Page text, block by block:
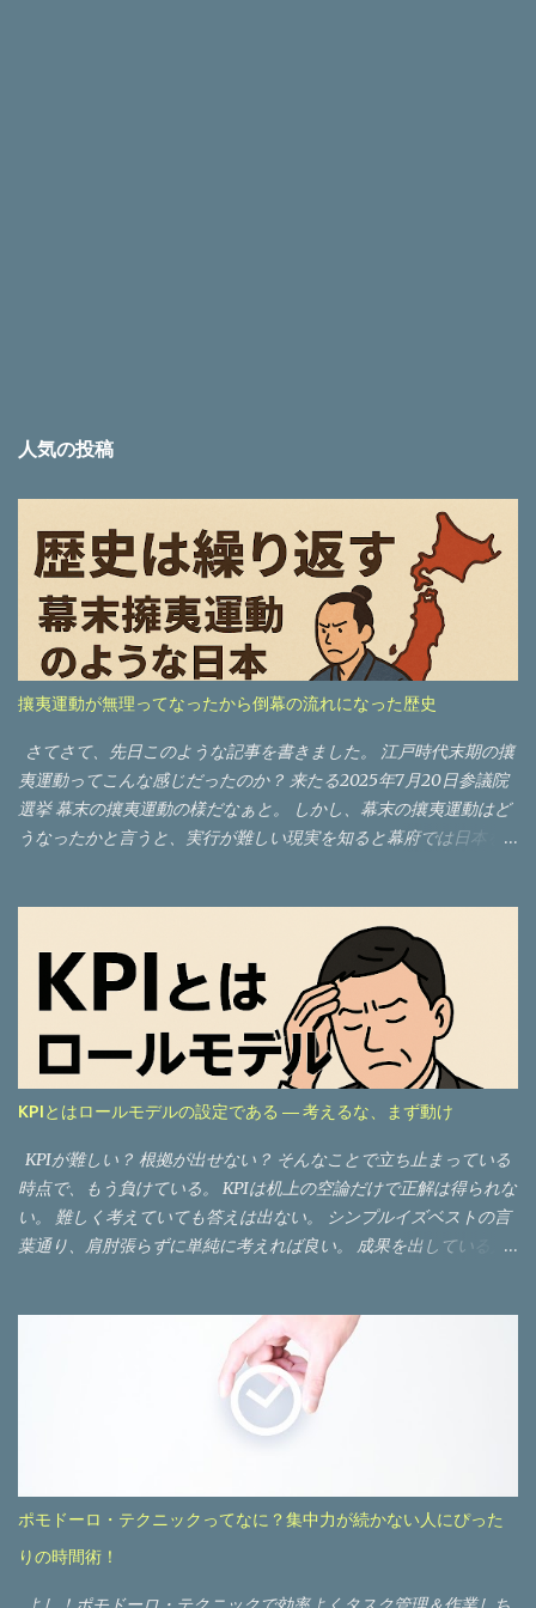
人気の投稿
攘夷運動が無理ってなったから倒幕の流れになった歴史
さてさて、先日このような記事を書きました。 江戸時代末期の攘
夷運動ってこんな感じだったのか？ 来たる2025年7月20日参議院
選挙 幕末の攘夷運動の様だなぁと。 しかし、幕末の攘夷運動はど
うなったかと言うと、実行が難しい現実を知ると幕府では日本を
ね。チョットした何かで一気に世論が傾く。 徐々にバランスを崩
している人を想像してもらえるとわかるんですが、右に傾いたの
で左にバランスを取ろうとすると反動で大きく左に傾いて慌てて
右に戻そうとすると揺り戻しでもっとバランスを崩してどんどん
グラグラして倒れる。 今の日本ってそんな感じがすごいするんで
すよね。 そして歴史は繰り返す。 幕末でさえ無理だった攘夷。 現
代のこれだけグローバル化が進んでしまった世界ではまず無理で
しょう。そうなった時に行きつく先はどこになるのか・・・
KPIとはロールモデルの設定である ― 考えるな、まず動け
KPIが難しい？ 根拠が出せない？ そんなことで立ち止まっている
時点で、もう負けている。 KPIは机上の空論だけで正解は得られな
い。 難しく考えていても答えは出ない。 シンプルイズベストの言
葉通り、肩肘張らずに単純に考えれば良い。 成果を出している人
営業なら「1日10件訪問」。 マーケなら「週2本の新規コンテン
ツ」。 机の上で悩むな。現場の成功者を真似ろ。 そして行動す
る。行動しながら思考する。 止まって考えるな、動きながら考え
ろ。 完璧なKPIなど存在しない。 行動して、修正して、また動く
標”だ。 だが、本当に測るべきものは何か。 答えはシンプルだ。
成果を出している人の行動 である。 ドラッカーはこう言った。
「測定できるものは管理できる」。 行動を数値化するからこそ、
ポモドーロ・テクニックってなに？集中力が続かない人にぴった
りの時間術！